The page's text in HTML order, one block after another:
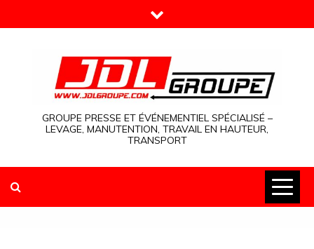
to
GROUPE PRESSE ET ÉVÉNEMENTIEL SPÉCIALISÉ –
LEVAGE, MANUTENTION, TRAVAIL EN HAUTEUR,
TRANSPORT